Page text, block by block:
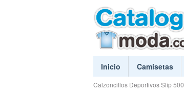
Inicio Camisetas
Calzoncillos Deportivos Slip 500